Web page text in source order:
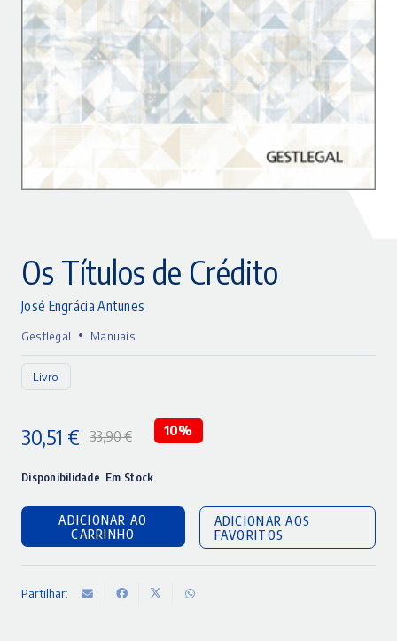
Os Títulos de Crédito
José Engrácia Antunes
Gestlegal • Manuais
Livro
33,90€
preço
original
era:
33,90 €.
30,51 €
preço
atual
é:
30,51 €.
10%
Disponibilidade Em Stock
ADICIONAR AO
CARRINHO
ADICIONAR AOS
FAVORITOS
Partilhar: